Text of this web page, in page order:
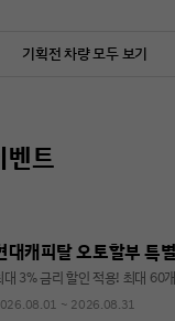
기획전 차량 모두 보기
벤트
대캐피탈 오토할부 특
대 3% 금리 할인 적용! 최대 60
~ 2026.08.31